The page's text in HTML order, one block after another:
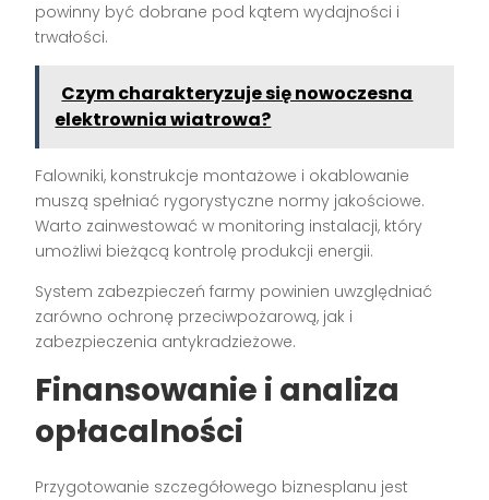
powinny być dobrane pod kątem wydajności i
trwałości.
Czym charakteryzuje się nowoczesna
elektrownia wiatrowa?
Falowniki, konstrukcje montażowe i okablowanie
muszą spełniać rygorystyczne normy jakościowe.
Warto zainwestować w monitoring instalacji, który
umożliwi bieżącą kontrolę produkcji energii.
System zabezpieczeń farmy powinien uwzględniać
zarówno ochronę przeciwpożarową, jak i
zabezpieczenia antykradzieżowe.
Finansowanie i analiza
opłacalności
Przygotowanie szczegółowego biznesplanu jest